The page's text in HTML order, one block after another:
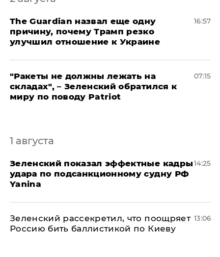
The Guardian назвал еще одну
причину, почему Трамп резко
улучшил отношение к Украине
16:57
"Ракеты не должны лежать на
складах", – Зеленский обратился к
миру по поводу Patriot
07:15
1 августа
Зеленский показал эффектные кадры
удара по подсанкционному судну РФ
Yanina
14:25
Зеленский рассекретил, что поощряет
Россию бить баллистикой по Киеву
13:06